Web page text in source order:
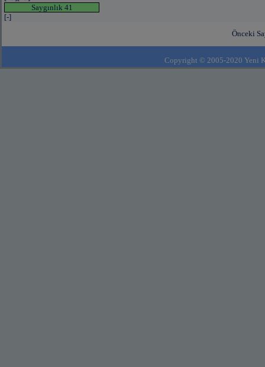
Saygınlık 41
[-]
Önceki
Copyright © 2005-2020 Yeni